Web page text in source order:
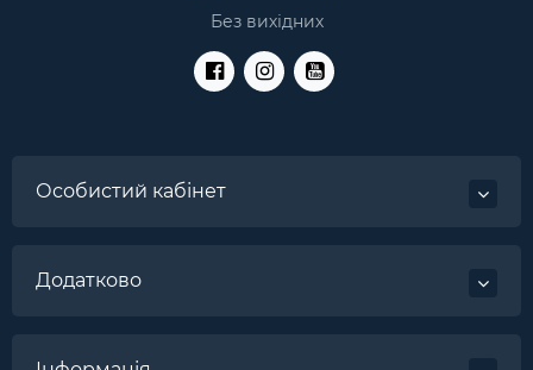
Без вихідних
Особистий кабінет
Додатково